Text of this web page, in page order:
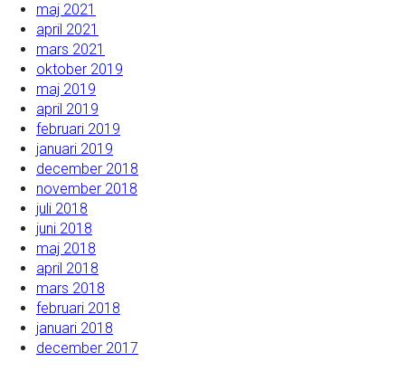
maj 2021
april 2021
mars 2021
oktober 2019
maj 2019
april 2019
februari 2019
januari 2019
december 2018
november 2018
juli 2018
juni 2018
maj 2018
april 2018
mars 2018
februari 2018
januari 2018
december 2017